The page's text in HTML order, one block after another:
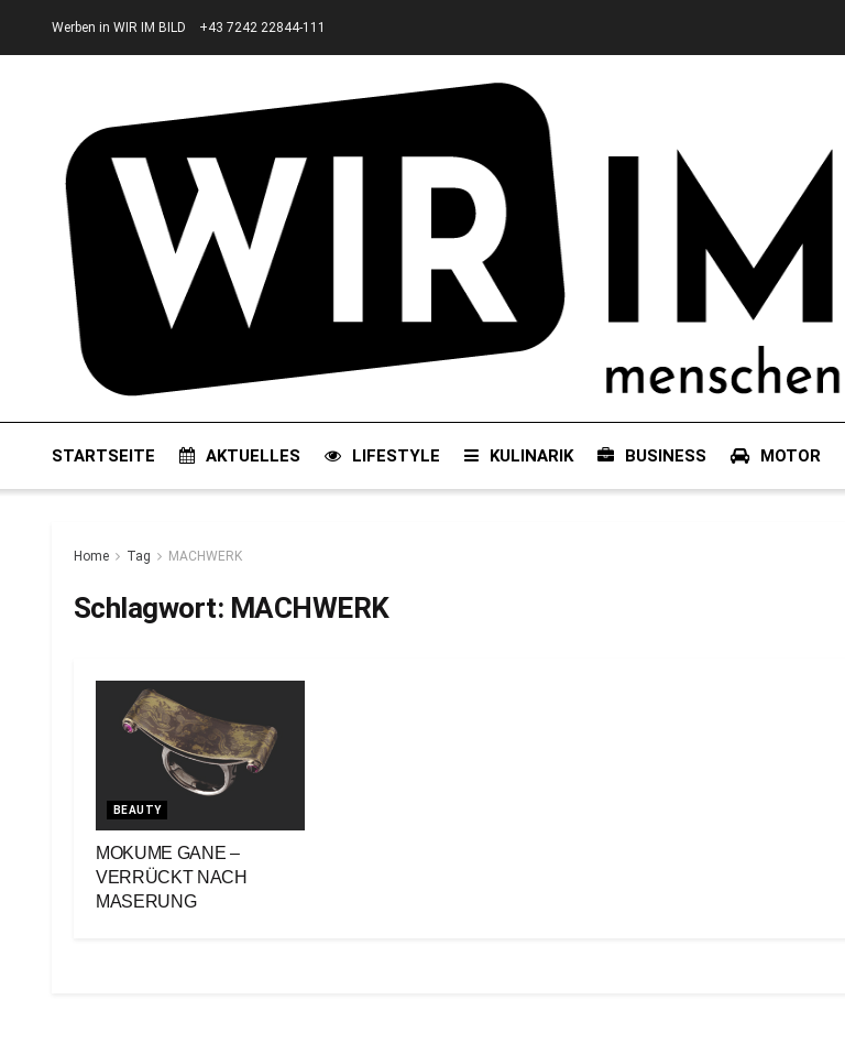
Werben in WIR IM BILD +43 7242 22844-111
STARTSEITE AKTUELLES LIFESTYLE KULINARIK BUSINESS MOTOR
Home Tag MACHWERK
Schlagwort: MACHWERK
BEAUTY
MOKUME GANE –
VERRÜCKT NACH
MASERUNG